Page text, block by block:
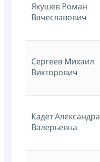
Якушев Роман
Вячеславович
Сергеев Михаил
Викторович
Кадет Александра
Валерьевна